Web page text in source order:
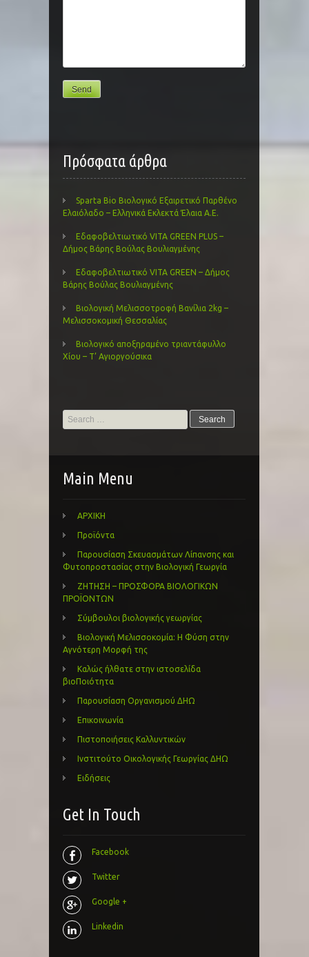
Πρόσφατα άρθρα
Sparta Bio Βιολογικό Εξαιρετικό Παρθένο
Ελαιόλαδο – Ελληνικά Εκλεκτά Έλαια Α.Ε.
Εδαφοβελτιωτικό VITA GREEN PLUS –
Δήμος Βάρης Βούλας Βουλιαγμένης
Εδαφοβελτιωτικό VITA GREEN – Δήμος
Βάρης Βούλας Βουλιαγμένης
Βιολογική Μελισσοτροφή Βανίλια 2kg –
Μελισσοκομική Θεσσαλίας
Βιολογικό αποξηραμένο τριαντάφυλλο
Χίου – Τ’ Αγιοργούσικα
Search
for:
Main Menu
ΑΡΧΙΚΗ
Προϊόντα
Παρουσίαση Σκευασμάτων Λίπανσης και
Φυτοπροστασίας στην Βιολογική Γεωργία
ΖΗΤΗΣΗ – ΠΡΟΣΦΟΡΑ ΒΙΟΛΟΓΙΚΩΝ
ΠΡΟΪΟΝΤΩΝ
Σύμβουλοι βιολογικής γεωργίας
Βιολογική Μελισσοκομία: Η Φύση στην
Αγνότερη Μορφή της
Καλώς ήλθατε στην ιστοσελίδα
βιοΠοιότητα
Παρουσίαση Οργανισμού ΔΗΩ
Επικοινωνία
Πιστοποιήσεις Καλλυντικών
Ινστιτούτο Οικολογικής Γεωργίας ΔΗΩ
Ειδήσεις
Get In Touch
Facebook
Twitter
Google +
Linkedin